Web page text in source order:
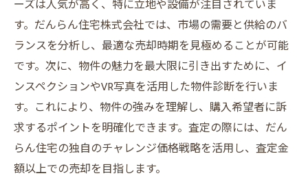
ん住宅の手法
囲い込みがもたらす市場への影響
売主様の利益を守るための戦略
オープンな物件情報の提供
利益を最大化するための透明性
信頼できる売却活動の実現
売主様中心の売却プロセス
ーズは人気が高く、特に立地や設備が注目されていま
す。だんらん住宅株式会社では、市場の需要と供給のバ
ランスを分析し、最適な売却時期を見極めることが可能
です。次に、物件の魅力を最大限に引き出すために、イ
ンスペクションやVR写真を活用した物件診断を行いま
す。これにより、物件の強みを理解し、購入希望者に訴
求するポイントを明確化できます。査定の際には、だん
らん住宅の独自のチャレンジ価格戦略を活用し、査定金
額以上での売却を目指します。